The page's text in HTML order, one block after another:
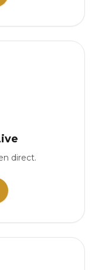
direct.